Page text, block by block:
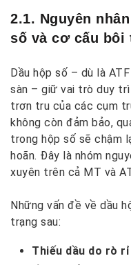
2.1. Nguyên
số và cơ cấu bôi
Dầu hộp số – dù là
sàn – giữ vai trò duy
trơn tru của các cụm
không còn đảm bảo,
trong hộp số sẽ chậm
hoãn. Đây là nhóm
xuyên trên cả MT và
Những vấn đề về dầu
trạng sau:
Thiếu dầu do rò